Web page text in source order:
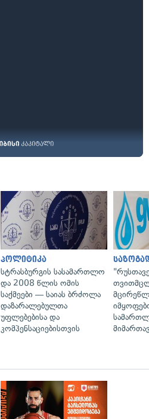
პოლიტიკა
სტრასბურგის სასამართლო
და 2008 წლის ომის
საქმეები — საიას ბრძოლა
დაზარალებულთა
უფლებებისა და
კომპენსაციებისთვის